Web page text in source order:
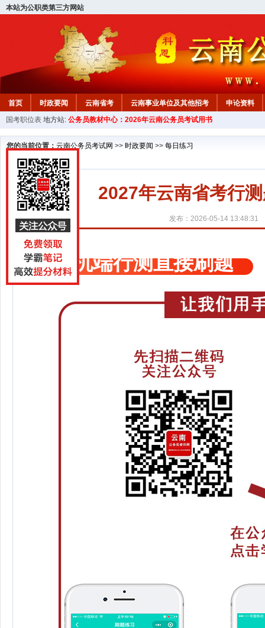
本站为公职类第三方网站
首页 时政要闻 云南省考 云南事业单位及其他招考
申论资料
国考职位表 地方站: 公务员教材中心：2026年云南公务员考试用书
您的当前位置： 云南公务员考试网 >> 时政要闻 >> 每日练习
2027年云南省考行
发布：2026-05-14 13:48:31
手机端行测直接刷题